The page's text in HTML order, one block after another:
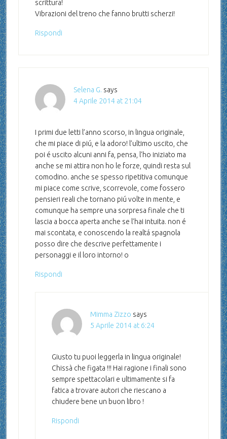
scrittura!
Vibrazioni del treno che fanno brutti scherzi!
Rispondi
Selena G. says
4 Aprile 2014 at 21:04
I primi due letti l’anno scorso, in lingua originale,
che mi piace di piú, e la adoro! l’ultimo uscito, che
poi é uscito alcuni anni fa, pensa, l’ho iniziato ma
anche se mi attira non ho le forze, quindi resta sul
comodino. anche se spesso ripetitiva comunque
mi piace come scrive, scorrevole, come fossero
pensieri reali che tornano piú volte in mente, e
comunque ha sempre una sorpresa finale che ti
lascia a bocca aperta anche se l’hai intuita. non é
mai scontata, e conoscendo la realtá spagnola
posso dire che descrive perfettamente i
personaggi e il loro intorno! o
Rispondi
Mimma Zizzo says
5 Aprile 2014 at 6:24
Giusto tu puoi leggerla in lingua originale!
Chissà che figata !!! Hai ragione i finali sono
sempre spettacolari e ultimamente si fa
fatica a trovare autori che riescano a
chiudere bene un buon libro !
Rispondi